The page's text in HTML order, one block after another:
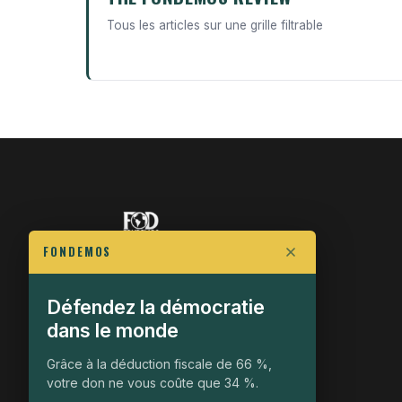
Tous les articles sur une grille filtrable
The Fondemos Review
Awakening Minds to the Democratic Fight
19, rue Auguste Chabrières
75015 Paris
FONDEMOS
Défendez la démocratie
dans le monde
Grâce à la déduction fiscale de 66 %,
votre don ne vous coûte que 34 %.